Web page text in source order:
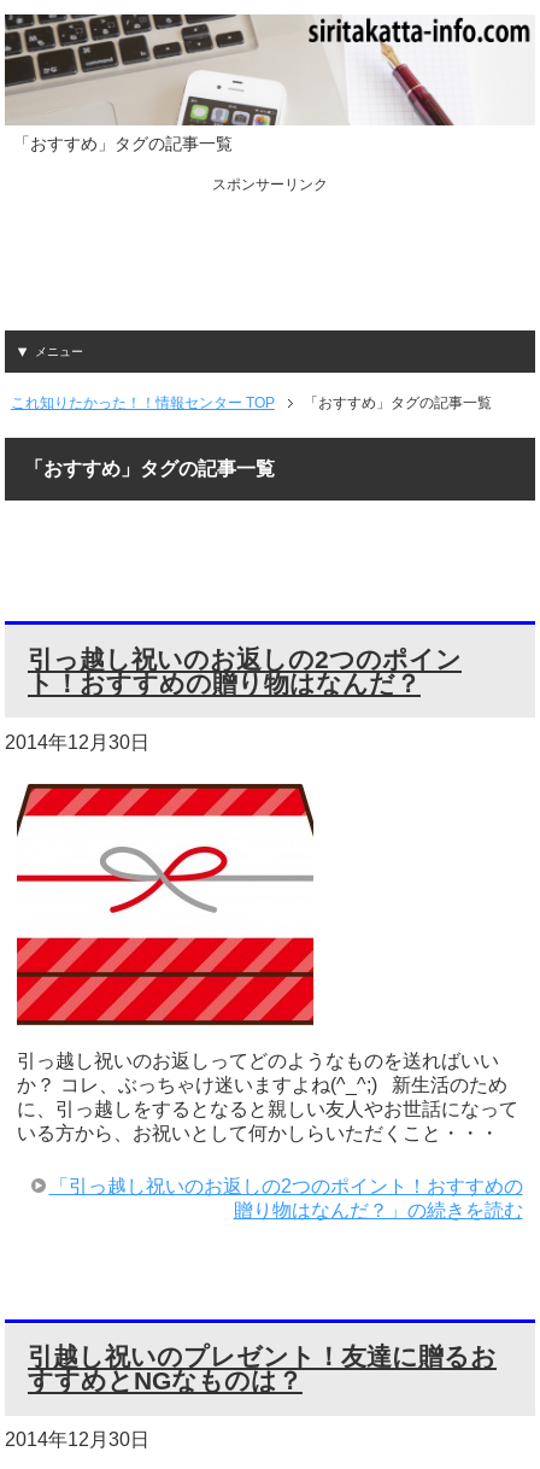
「おすすめ」タグの記事一覧
スポンサーリンク
メニュー
これ知りたかった！！情報センター TOP 「おすすめ」タグの記事一覧
「おすすめ」タグの記事一覧
引っ越し祝いのお返しの2つのポイン
ト！おすすめの贈り物はなんだ？
2014年12月30日
引っ越し祝いのお返しってどのようなものを送ればいい
か？ コレ、ぶっちゃけ迷いますよね(^_^;) 新生活のため
に、引っ越しをするとなると親しい友人やお世話になって
いる方から、お祝いとして何かしらいただくこと・・・
「引っ越し祝いのお返しの2つのポイント！おすすめの
贈り物はなんだ？」の続きを読む
引越し祝いのプレゼント！友達に贈るお
すすめとNGなものは？
2014年12月30日